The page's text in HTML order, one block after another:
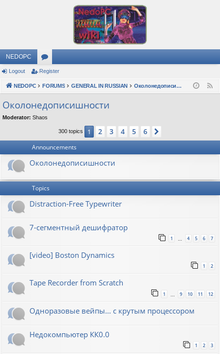
NEDOPC
or
u
s
Logout Register
NEDOPC FORUMS GENERAL IN RUSSIAN Околонедописишности
Околонедописишности
Moderator: Shaos
300 topics 1 2 3 4 5 6
Announcements
Околонедописишности
Topics
Distraction-Free Typewriter
7-сегментный дешифратор
1 … 4 5 6 7
[video] Boston Dynamics
1 2
Tape Recorder from Scratch
1 9 10 11 12
Одноразовые вейпы... с крутым процессором
Недокомпьютер КК0.0
1 2 3